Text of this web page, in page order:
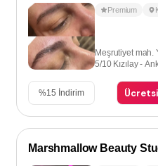
Premium
Meşrutiyet mah.
5/10 Kızılay -
%15 İndirim
Marshmallow Beauty